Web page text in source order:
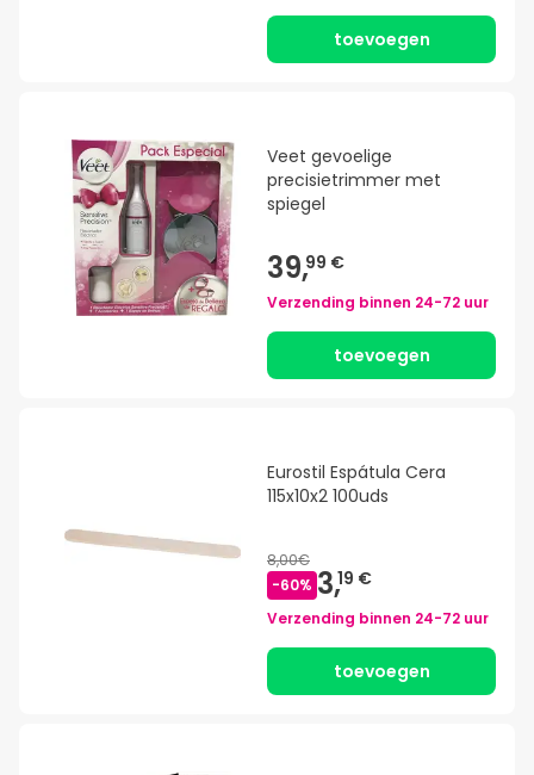
toevoegen
Veet gevoelige
precisietrimmer met
spiegel
39,99 €
Verzending binnen 24-72 uur
toevoegen
Eurostil Espátula Cera
115x10x2 100uds
8,00€
-60% 3,19 €
Verzending binnen 24-72 uur
toevoegen